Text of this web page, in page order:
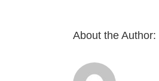
About the Author: